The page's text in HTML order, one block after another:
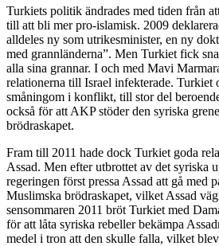
Turkiets politik ändrades med tiden från
till att bli mer pro-islamisk. 2009
alldeles ny som utrikesminister, en ny
med grannländerna”. Men Turkiet fick
alla sina grannar. I och med Mavi
relationerna till Israel infekterade. Turkiet
småningom i konflikt, till stor del
också för att AKP stöder den syriska
brödraskapet.
Fram till 2011 hade dock Turkiet goda
Assad. Men efter utbrottet av det syriska
regeringen först pressa Assad att gå med
Muslimska brödraskapet, vilket Assad
sensommaren 2011 bröt Turkiet med
för att låta syriska rebeller bekämpa
medel i tron att den skulle falla, vilket